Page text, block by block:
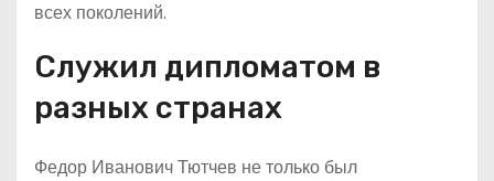
всех поколений.
Служил дипломатом в
разных странах
Федор Иванович Тютчев не только был